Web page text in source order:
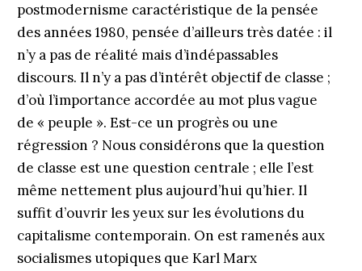
postmodernisme caractéristique de la pensée
des années 1980, pensée d’ailleurs très datée : il
n’y a pas de réalité mais d’indépassables
discours. Il n’y a pas d’intérêt objectif de classe ;
d’où l’importance accordée au mot plus vague
de « peuple ». Est-ce un progrès ou une
régression ? Nous considérons que la question
de classe est une question centrale ; elle l’est
même nettement plus aujourd’hui qu’hier. Il
suffit d’ouvrir les yeux sur les évolutions du
capitalisme contemporain. On est ramenés aux
socialismes utopiques que Karl Marx